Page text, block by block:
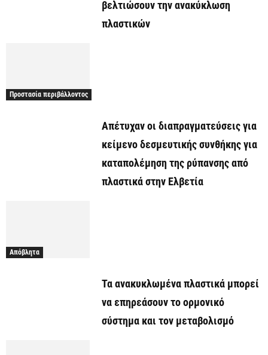
βελτιώσουν την ανακύκλωση
πλαστικών
Προστασία περιβάλλοντος
Απέτυχαν οι διαπραγματεύσεις για
κείμενο δεσμευτικής συνθήκης για
καταπολέμηση της ρύπανσης από
πλαστικά στην Ελβετία
Απόβλητα
Τα ανακυκλωμένα πλαστικά μπορεί
να επηρεάσουν το ορμονικό
σύστημα και τον μεταβολισμό